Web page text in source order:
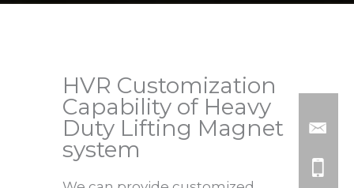
HVR Customization
Capability of Heavy
Duty Lifting Magnet
system